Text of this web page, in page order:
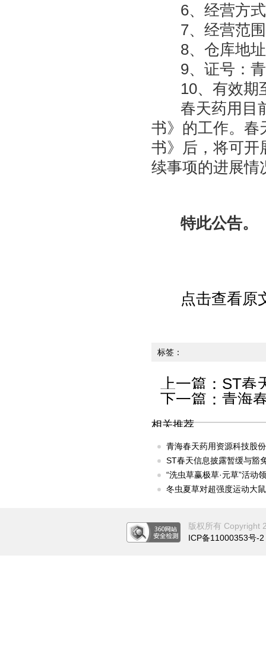
6、经营方
7、经营范
8、仓库地
9、证号：
10、有效期
春天药用目
书》的工作。春
书》后，将可开
续事项的进展情
特此公告。
点击查看原
标签：
上一篇： ST春
下一篇： 青海
相关推荐
青海春天药用资源科技股
ST春天信息披露暂缓与豁
“洗虫草赢极草·元草”活动领
冬虫夏草对超强度运动大
版权所有 Copyright
ICP备11000353号-2